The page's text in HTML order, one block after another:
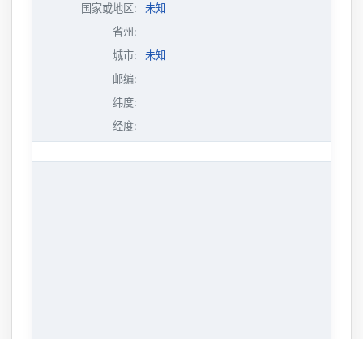
国家或地区:
未知
省州:
城市:
未知
邮编:
纬度:
经度: